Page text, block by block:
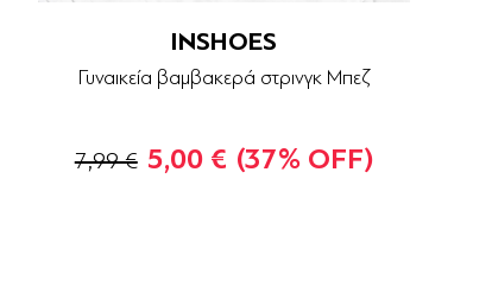
INSHOES
Γυναικεία βαμβακερά στρινγκ Μπεζ
7,99 € 5,00 € (37% OFF)